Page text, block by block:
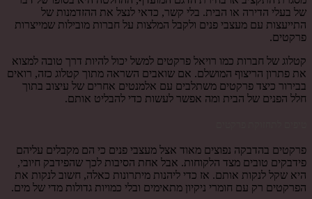
של בעלי הדירה או הבית. בלי קשר, כדאי לנצל את ההזדמנות של
התייעצות עם מעצבי פנים ולקבל המלצות על חברות מובילות שמייצרות
פרקטים.
קטלוג של חברות כמו רויאל פרקטים למשל יכול להיות דרך טובה למצוא
את פתרון הריצוף המושלם. אם שואבים השראה מתוך קטלוג כזה, רואים
בבירור כיצד פרקטים משתלבים עם אלמנטים אחרים של עיצוב בתוך
חלל הפנים של הבית ומה אפשר לעשות כדי להבליט אותם.
פרקטים בהדבקה נפוצים מאוד אצל מעצבי פנים כי הם מקבלים עליהם
פידבקים טובים מצד הלקוחות. אבל אחת הסיבות לכך שהפידבק חיובי,
היא שקל לנקות אותם. אז כדי ליהנות מיתרונות כאלה, חשוב לנקות את
הפרקטים רק עם חומרי ניקיון מתאימים ובלי כמויות גדולות מדי של מים.